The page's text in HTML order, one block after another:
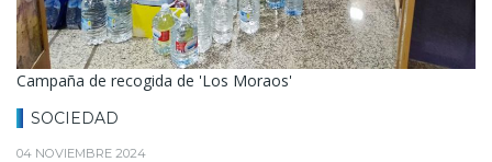
Campaña de recogida de 'Los Moraos'
SOCIEDAD
04 NOVIEMBRE 2024